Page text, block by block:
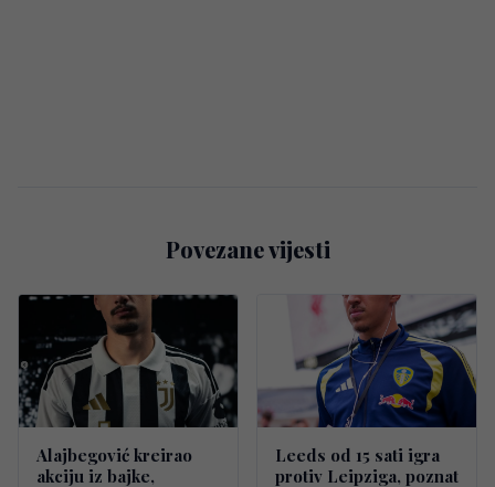
Povezane vijesti
Alajbegović kreirao
akciju iz bajke,
Leeds od 15 sati igra
protiv Leipziga, poznat